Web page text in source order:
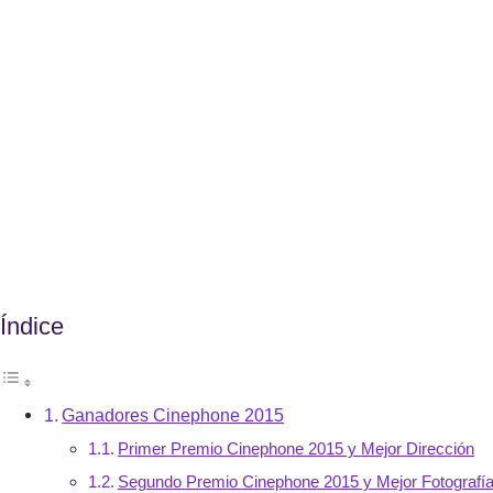
Índice
Ganadores Cinephone 2015
Primer Premio Cinephone 2015 y Mejor Dirección
Segundo Premio Cinephone 2015 y Mejor Fotografía